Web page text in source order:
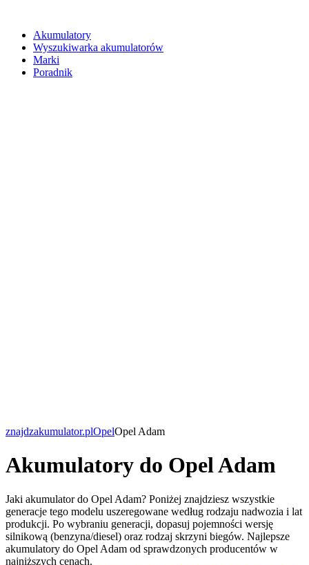
Akumulatory
Wyszukiwarka akumulatorów
Marki
Poradnik
znajdzakumulator.plOpelOpel Adam
Akumulatory do Opel Adam
Jaki akumulator do Opel Adam? Poniżej znajdziesz wszystkie
generacje tego modelu uszeregowane według rodzaju nadwozia i lat
produkcji. Po wybraniu generacji, dopasuj pojemności wersję
silnikową (benzyna/diesel) oraz rodzaj skrzyni biegów. Najlepsze
akumulatory do Opel Adam od sprawdzonych producentów w
najniższych cenach.